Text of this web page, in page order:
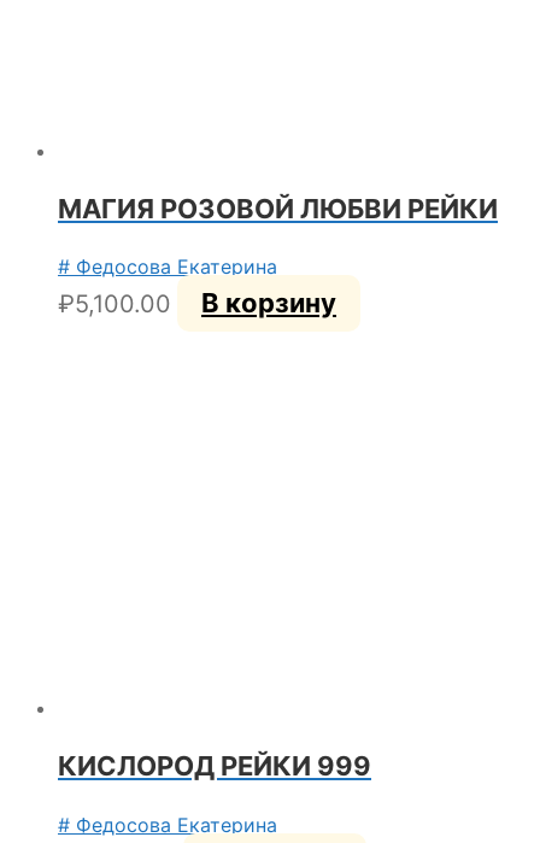
МАГИЯ РОЗОВОЙ ЛЮБВИ РЕЙКИ
# Федосова Екатерина
₽5,100.00 В корзину
КИСЛОРОД РЕЙКИ 999
# Федосова Екатерина